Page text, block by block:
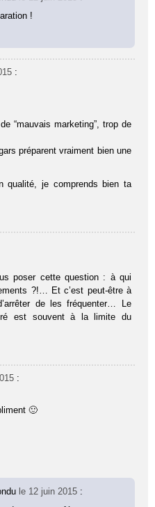
!
:
“mauvais marketing”, trop de
préparent vraiment bien une
qualité, je comprends bien ta
poser cette question : à qui
?!… Et c’est peut-être à
de les fréquenter… Le
est souvent à la limite du
:
🙂
le 12 juin 2015 :